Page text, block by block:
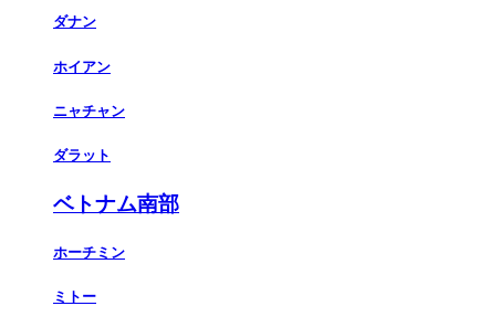
ダナン
ホイアン
ニャチャン
ダラット
ベトナム南部
ホーチミン
ミトー